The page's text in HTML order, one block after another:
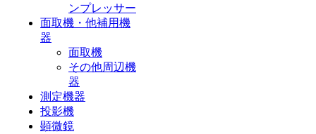
ンプレッサー
面取機・他補用機
器
面取機
その他周辺機
器
測定機器
投影機
顕微鏡